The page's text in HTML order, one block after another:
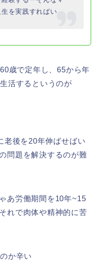
を実践すればい
歳で定年し、65から年
活するというのが
老後を20年伸ばせばい
問題を解決するのが難
あ労働期間を10年~15
れで肉体や精神的に苦
か辛い